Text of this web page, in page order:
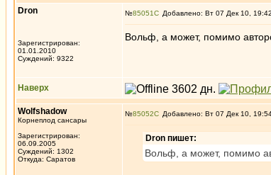
Dron
Зарегистрирован:
01.01.2010
Суждений: 9322
№85051 Добавлено: Вт 07 Дек 10,
Вольф, а может, помимо
Наверх
Wolfshadow
Корнеплод сансары
Зарегистрирован:
06.09.2005
Суждений: 1302
Откуда: Саратов
№85052 Добавлено: Вт 07 Дек 10,
Dron пишет:
Вольф, а может, помимо